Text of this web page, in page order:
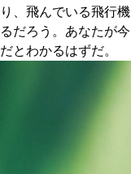
り、飛んでいる飛行
るだろう。あなたが
だとわかるはずだ。